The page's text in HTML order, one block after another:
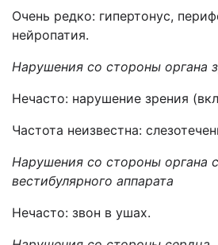
Очень редко: гипертонус,
нейропатия.
Нарушения со стороны органа
Нечасто: нарушение зрения
Частота неизвестна:
Нарушения со стороны органа
вестибулярного аппарата
Нечасто: звон в ушах.